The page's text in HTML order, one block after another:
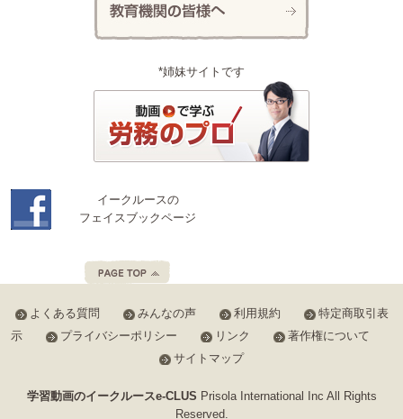
*姉妹サイトです
イークルースの
フェイスブックページ
よくある質問 みんなの声 利用規約
特定商取引表
示
プライバシーポリシー リンク
著作権について
サイトマップ
学習動画のイークルースe-CLUS Prisola International Inc All Rights
Reserved.